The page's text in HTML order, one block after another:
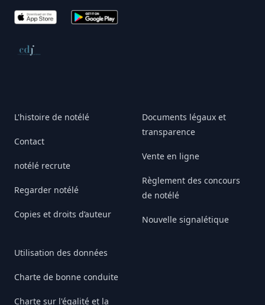
App Store Google Play
Conseil de déontologie journalistique
L'histoire de notélé
Contact
notélé recrute
Regarder notélé
Copies et droits d’auteur
Utilisation des données
Charte de bonne conduite
Charte sur l'égalité et la
Documents légaux et
transparence
Vente en ligne
Règlement des concours
de notélé
Nouvelle signalétique